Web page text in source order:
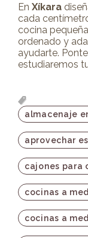
En Xíkara
cada
cocina
ordenado y
ayudarte.
estudiaremos
almacenaje
aprovechar
cajones para
cocinas a
cocinas a